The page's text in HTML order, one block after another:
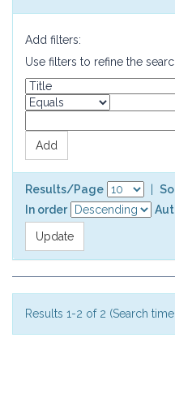
Add filters:
Use filters to refine the
Results/Page
In order
Results 1-2 of 2 (Search